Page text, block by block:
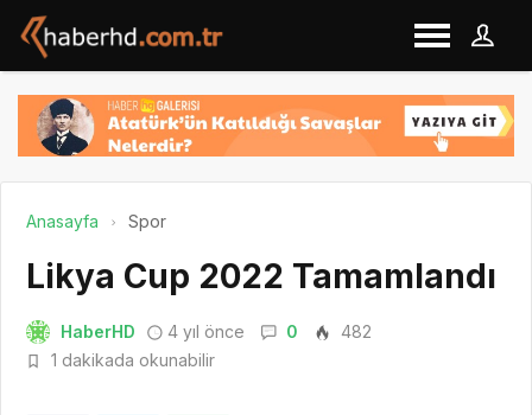
Anasayfa Spor
Likya Cup 2022 Tamamlandı
HaberHD 4 yıl önce 0
482
1 dakikada okunabilir